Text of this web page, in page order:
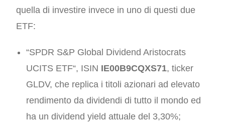
quella di investire invece in uno di questi due
ETF:
“SPDR S&P Global Dividend Aristocrats
UCITS ETF“, ISIN IE00B9CQXS71, ticker
GLDV, che replica i titoli azionari ad elevato
rendimento da dividendi di tutto il mondo ed
ha un dividend yield attuale del 3,30%;